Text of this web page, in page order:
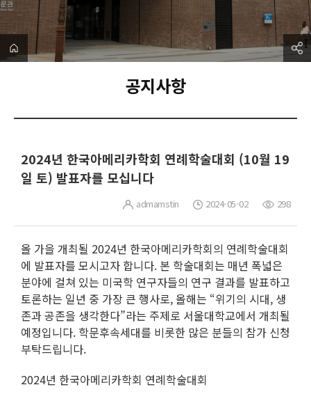
공지사항
2024년 한국아메리카학회 연례학술대회 (10월 19
일 토) 발표자를 모십니다
admamstin 2024-05-02 298
올 가을 개최될 2024년 한국아메리카학회의 연례학술대회
에 발표자를 모시고자 합니다. 본 학술대회는 매년 폭넓은
분야에 걸쳐 있는 미국학 연구자들의 연구 결과를 발표하고
토론하는 일년 중 가장 큰 행사로, 올해는 “위기의 시대, 생
존과 공존을 생각한다”라는 주제로 서울대학교에서 개최될
예정입니다. 학문후속세대를 비롯한 많은 분들의 참가 신청
부탁드립니다.
2024년 한국아메리카학회 연례학술대회